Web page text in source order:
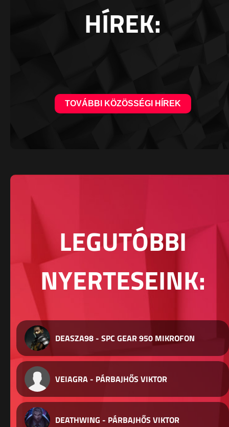
HÍREK:
TOVÁBBI KÖZÖSSÉGI HÍREK
LEGUTÓBBI
NYERTESEINK:
DEASZA98 - SPC GEAR 950 MIKROFON
VEIAGRA - PÁRBAJHŐS VIKTOR
DEATHWING - PÁRBAJHŐS VIKTOR